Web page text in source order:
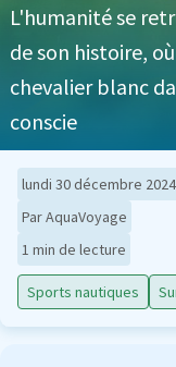
L'humanité se
de son histoire,
chevalier blanc
conscie
lundi 30 décembre 2024
Par AquaVoyage
1 min de lecture
Sports nautiques